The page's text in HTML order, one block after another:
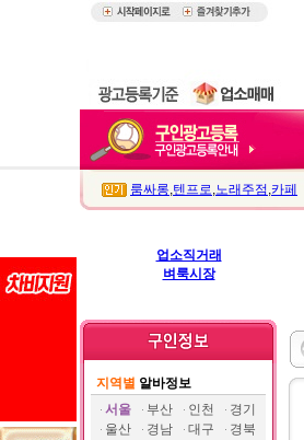
룸싸롱,텐프로,노래주점 ,카페
업소직거래
벼룩시장
지역별 알바정보
서울
부산 인천
경기
울산
경남 대구
경북